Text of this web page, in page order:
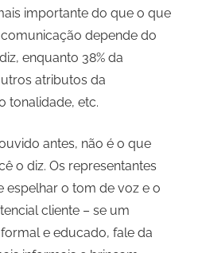
importante do que o que
depende do
enquanto 38% da
atributos da
tonalidade, etc.
antes, não é o que
o diz. Os representantes
espelhar o tom de voz e o
cliente – se um
e educado, fale da